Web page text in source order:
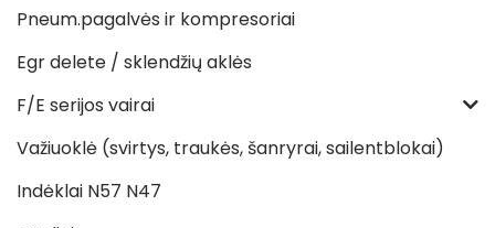
Pneum.pagalvės ir kompresoriai
Egr delete / sklendžių aklės
F/E serijos vairai
Važiuoklė (svirtys, traukės, šanryrai, sailentblokai)
Indėklai N57 N47